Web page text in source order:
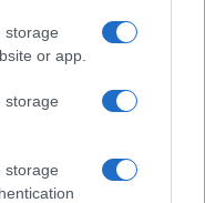
storage
or app.
storage
storage